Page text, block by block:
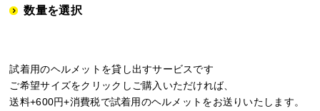
数量を選択
試着用のヘルメットを貸し出すサービスです
ご希望サイズをクリックしご購入いただければ、
送料+600円+消費税で試着用のヘルメットをお送りいたします。